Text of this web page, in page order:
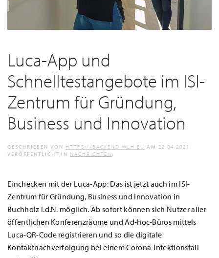
Luca-App und
Schnelltestangebote im ISI-
Zentrum für Gründung,
Business und Innovation
GESCHRIEBEN VON HTTPS://BACKEND.WLH.EU AM 22.04.2021 .
VERÖFFENTLICHT IN NACHRICHTEN .
Einchecken mit der Luca-App: Das ist jetzt auch im ISI-
Zentrum für Gründung, Business und Innovation in
Buchholz i.d.N. möglich. Ab sofort können sich Nutzer aller
öffentlichen Konferenzräume und Ad-hoc-Büros mittels
Luca-QR-Code registrieren und so die digitale
Kontaktnachverfolgung bei einem Corona-Infektionsfall